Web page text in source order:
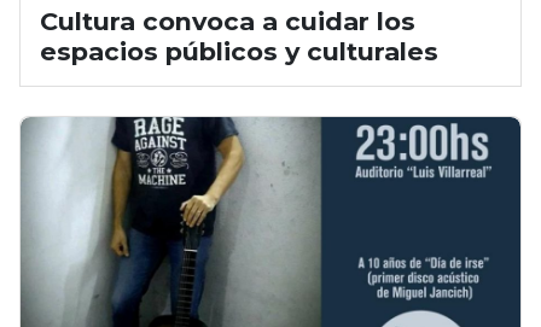
Cultura convoca a cuidar los
espacios públicos y culturales